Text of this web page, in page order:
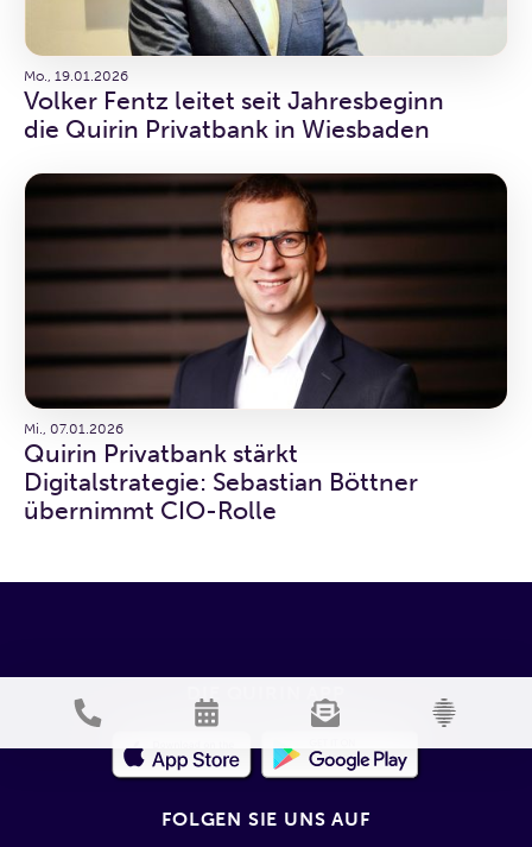
Mo., 19.01.2026
Volker Fentz leitet seit Jahresbeginn
die Quirin Privatbank in Wiesbaden
Mi., 07.01.2026
Quirin Privatbank stärkt
Digitalstrategie: Sebastian Böttner
übernimmt CIO-Rolle
FOLGEN SIE UNS AUF